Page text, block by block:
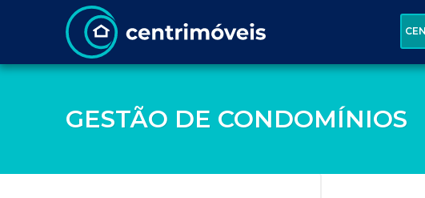
GESTÃO DE CONDOMÍNIOS